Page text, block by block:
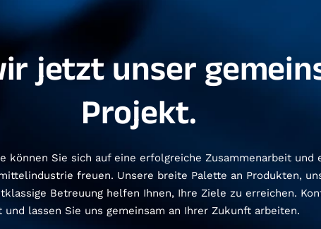
jetzt unser
Projekt.
können Sie sich auf eine erfolgreiche Zusammenarbeit und
freuen. Unsere breite Palette an Produkten,
Betreuung helfen Ihnen, Ihre Ziele zu erreichen.
und lassen Sie uns gemeinsam an Ihrer Zukunft arbeiten.